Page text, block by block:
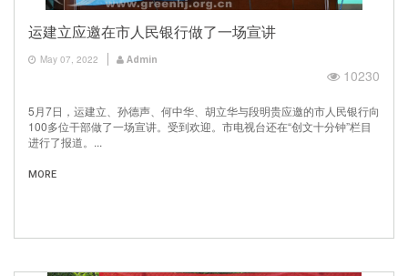
运建立应邀在市人民银行做了一场宣讲
May 07, 2022 Admin
10230
5月7日，运建立、孙德声、何中华、胡立华与段明贵应邀的市人民银行向
100多位干部做了一场宣讲。受到欢迎。市电视台还在“创文十分钟”栏目
进行了报道。...
MORE